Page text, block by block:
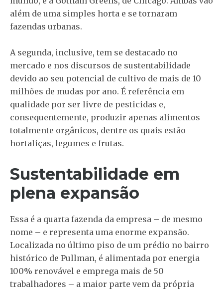
além de uma simples horta e se tornaram
fazendas urbanas.
A segunda, inclusive, tem se destacado no
mercado e nos discursos de sustentabilidade
devido ao seu potencial de cultivo de mais de 10
milhões de mudas por ano. É referência em
qualidade por ser livre de pesticidas e,
consequentemente, produzir apenas alimentos
totalmente orgânicos, dentre os quais estão
hortaliças, legumes e frutas.
Sustentabilidade em
plena expansão
Essa é a quarta fazenda da empresa – de mesmo
nome – e representa uma enorme expansão.
Localizada no último piso de um prédio no bairro
histórico de Pullman, é alimentada por energia
100% renovável e emprega mais de 50
trabalhadores – a maior parte vem da própria